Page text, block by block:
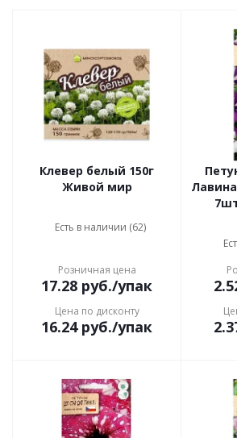
Клевер белый 150г
Живой мир
Есть в наличии (62)
Розничная цена
17.28 руб./упак
Цена по дисконту
16.24руб./упак